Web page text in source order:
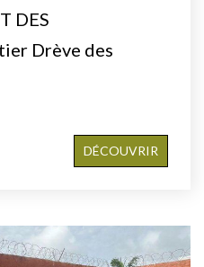
DES
Drève des
DÉCOUVRIR